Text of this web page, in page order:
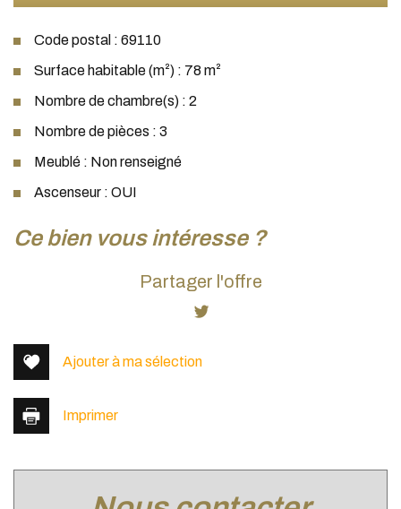
Code postal : 69110
Surface habitable (m²) : 78 m²
Nombre de chambre(s) : 2
Nombre de pièces : 3
Meublé : Non renseigné
Ascenseur : OUI
la ville de sainte foy lès lyon (69110)
ce bien vous intéresse ?
Partager l'offre
Ajouter à ma sélection
Imprimer